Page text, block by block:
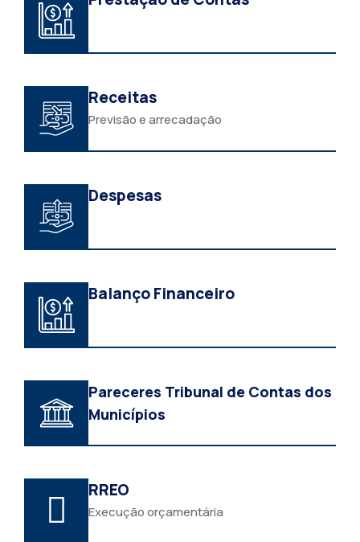
Receitas
Previsão e arrecadação
Despesas
Balanço Financeiro
Pareceres Tribunal de Contas dos
Municípios
RREO
Execução orçamentária